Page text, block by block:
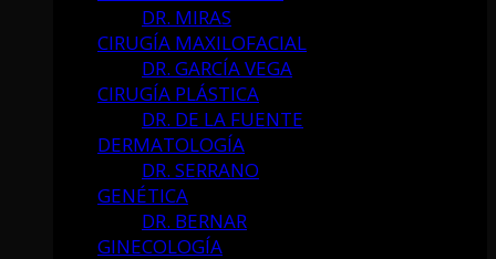
DR. MIRAS
CIRUGÍA MAXILOFACIAL
DR. GARCÍA VEGA
CIRUGÍA PLÁSTICA
DR. DE LA FUENTE
DERMATOLOGÍA
DR. SERRANO
GENÉTICA
DR. BERNAR
GINECOLOGÍA